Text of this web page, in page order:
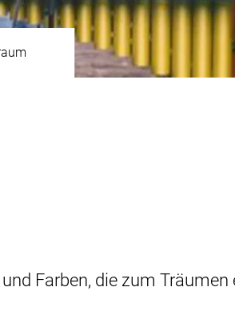
Farben, die zum Träumen